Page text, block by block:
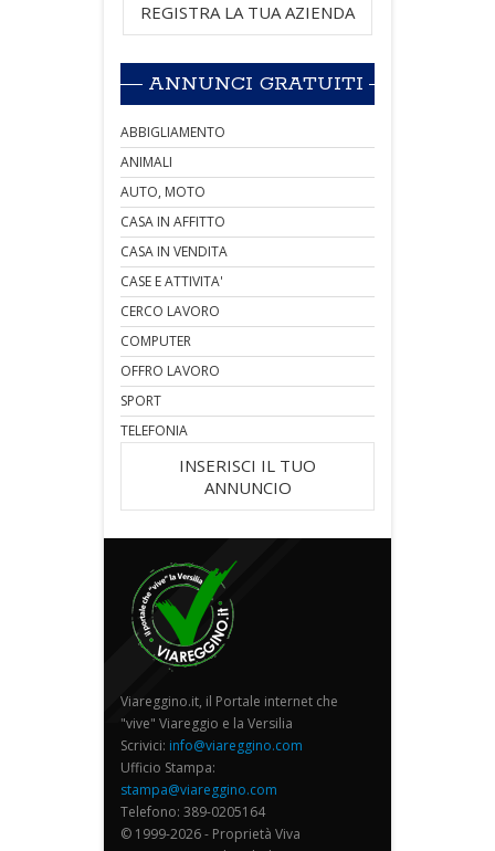
REGISTRA LA TUA AZIENDA
ANNUNCI GRATUITI
ABBIGLIAMENTO
ANIMALI
AUTO, MOTO
CASA IN AFFITTO
CASA IN VENDITA
CASE E ATTIVITA'
CERCO LAVORO
COMPUTER
OFFRO LAVORO
SPORT
TELEFONIA
INSERISCI IL TUO
ANNUNCIO
Viareggino.it, il Portale internet che
"vive" Viareggio e la Versilia
Scrivici: info@viareggino.com
Ufficio Stampa:
stampa@viareggino.com
Telefono: 389-0205164
© 1999-2026 - Proprietà Viva